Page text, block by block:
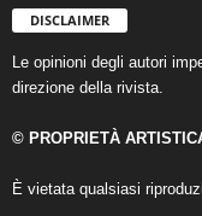
DISCLAIMER
Le opinioni degli autori
direzione della rivista.
© PROPRIETÀ
È vietata qualsiasi